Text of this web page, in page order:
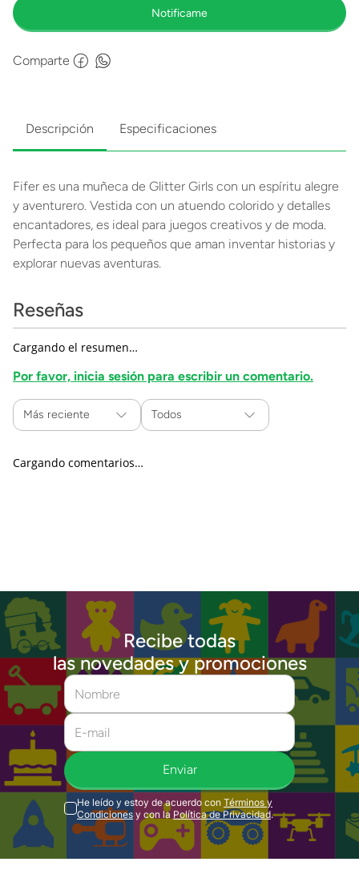
Comparte
Descripción Especificaciones
Fifer es una muñeca de Glitter Girls con un espíritu alegre
y aventurero. Vestida con un atuendo colorido y detalles
encantadores, es ideal para juegos creativos y de moda.
Perfecta para los pequeños que aman inventar historias y
explorar nuevas aventuras.
Reseñas
Cargando el resumen…
Por favor, inicia sesión para escribir un comentario.
Más reciente Todos
Cargando comentarios…
Recibe todas
las novedades y promociones
Enviar
He leído y estoy de acuerdo con Términos y
Condiciones y con la Política de Privacidad.